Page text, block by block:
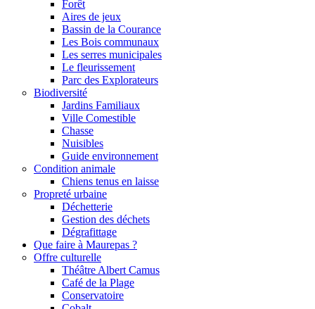
Forêt
Aires de jeux
Bassin de la Courance
Les Bois communaux
Les serres municipales
Le fleurissement
Parc des Explorateurs
Biodiversité
Jardins Familiaux
Ville Comestible
Chasse
Nuisibles
Guide environnement
Condition animale
Chiens tenus en laisse
Propreté urbaine
Déchetterie
Gestion des déchets
Dégrafittage
Que faire à Maurepas ?
Offre culturelle
Théâtre Albert Camus
Café de la Plage
Conservatoire